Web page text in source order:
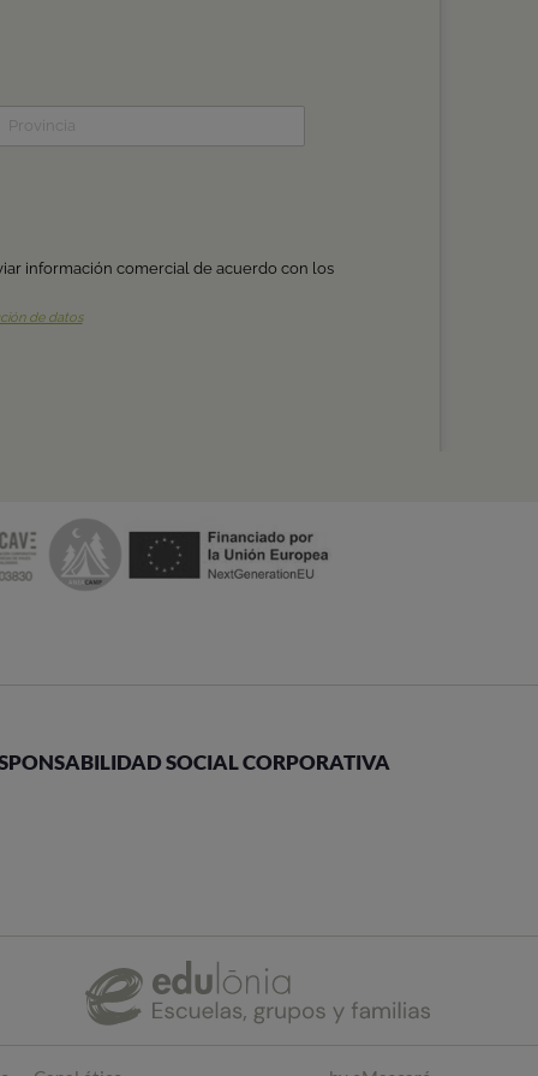
SOCIAL CORPORATIVA